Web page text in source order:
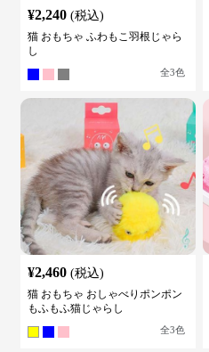
¥2,240 (税込)
猫 おもちゃ ふわもこ羽根じゃら
し
全3色
¥2,460 (税込)
猫 おもちゃ おしゃべりポンポン
もふもふ猫じゃらし
全3色